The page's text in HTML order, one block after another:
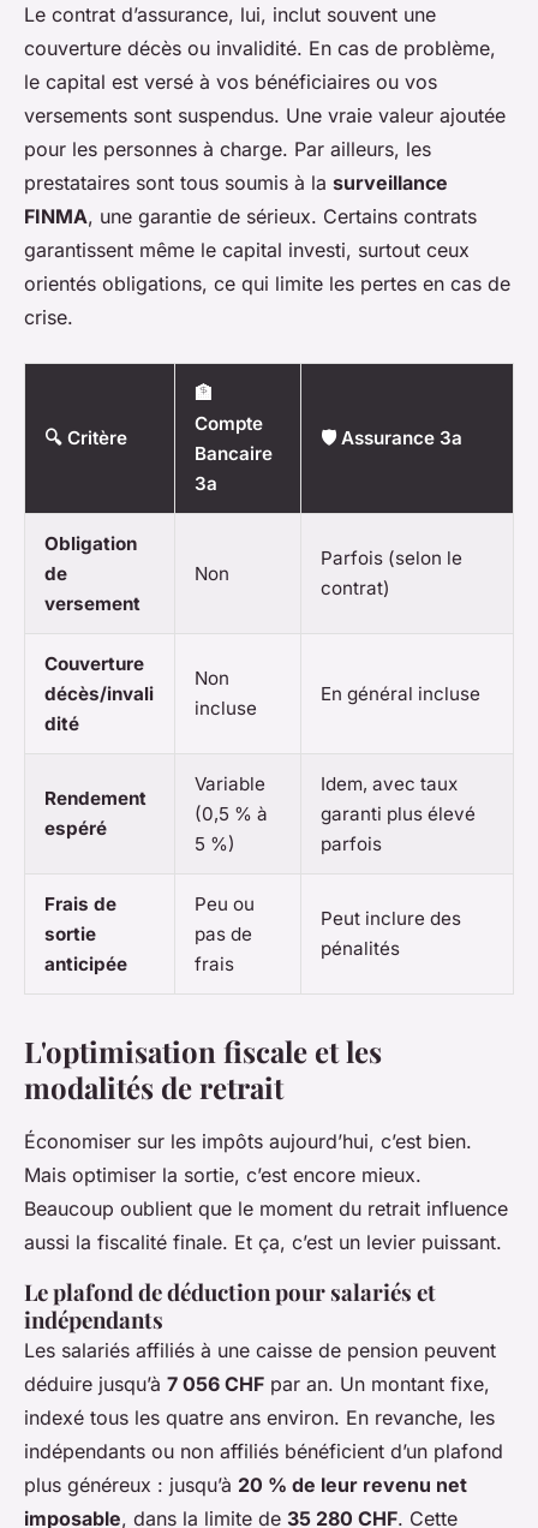
Le contrat d’assurance, lui, inclut souvent une
couverture décès ou invalidité. En cas de problème,
le capital est versé à vos bénéficiaires ou vos
versements sont suspendus. Une vraie valeur ajoutée
pour les personnes à charge. Par ailleurs, les
prestataires sont tous soumis à la surveillance
FINMA, une garantie de sérieux. Certains contrats
garantissent même le capital investi, surtout ceux
orientés obligations, ce qui limite les pertes en cas de
crise.
🔍 Critère
🏦
Compte
Bancaire
3a
🛡️ Assurance 3a
Obligation
de
versement
Non
Parfois (selon le
contrat)
Couverture
décès/invali
dité
Non
incluse
En général incluse
Rendement
espéré
Variable
(0,5 % à
5 %)
Idem, avec taux
garanti plus élevé
parfois
Frais de
sortie
anticipée
Peu ou
pas de
frais
Peut inclure des
pénalités
L'optimisation fiscale et les
modalités de retrait
Économiser sur les impôts aujourd’hui, c’est bien.
Mais optimiser la sortie, c’est encore mieux.
Beaucoup oublient que le moment du retrait influence
aussi la fiscalité finale. Et ça, c’est un levier puissant.
Le plafond de déduction pour salariés et
indépendants
Les salariés affiliés à une caisse de pension peuvent
déduire jusqu’à 7 056 CHF par an. Un montant fixe,
indexé tous les quatre ans environ. En revanche, les
indépendants ou non affiliés bénéficient d’un plafond
plus généreux : jusqu’à 20 % de leur revenu net
imposable, dans la limite de 35 280 CHF. Cette